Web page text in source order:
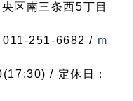
区南三条西5丁目
251-6682 / m
/ 定休日：